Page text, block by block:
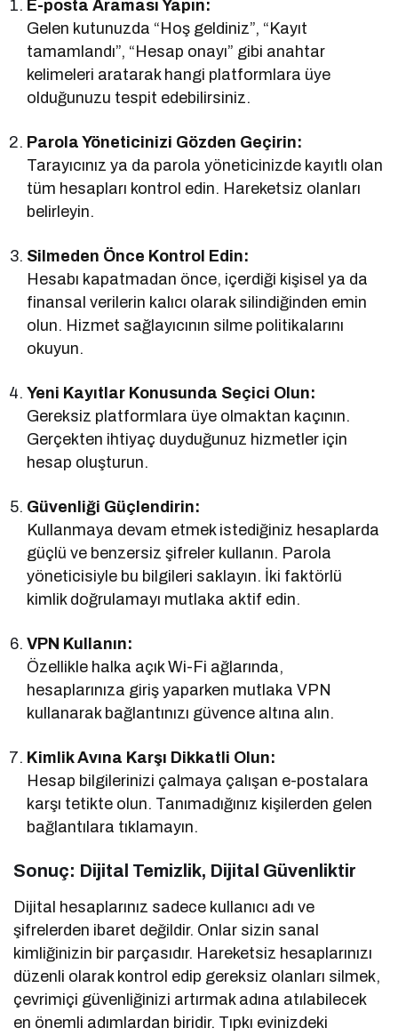
E-posta Araması Yapın:
Gelen kutunuzda “Hoş geldiniz”, “Kayıt
tamamlandı”, “Hesap onayı” gibi anahtar
kelimeleri aratarak hangi platformlara üye
olduğunuzu tespit edebilirsiniz.
Parola Yöneticinizi Gözden Geçirin:
Tarayıcınız ya da parola yöneticinizde kayıtlı olan
tüm hesapları kontrol edin. Hareketsiz olanları
belirleyin.
Silmeden Önce Kontrol Edin:
Hesabı kapatmadan önce, içerdiği kişisel ya da
finansal verilerin kalıcı olarak silindiğinden emin
olun. Hizmet sağlayıcının silme politikalarını
okuyun.
Yeni Kayıtlar Konusunda Seçici Olun:
Gereksiz platformlara üye olmaktan kaçının.
Gerçekten ihtiyaç duyduğunuz hizmetler için
hesap oluşturun.
Güvenliği Güçlendirin:
Kullanmaya devam etmek istediğiniz hesaplarda
güçlü ve benzersiz şifreler kullanın. Parola
yöneticisiyle bu bilgileri saklayın. İki faktörlü
kimlik doğrulamayı mutlaka aktif edin.
VPN Kullanın:
Özellikle halka açık Wi-Fi ağlarında,
hesaplarınıza giriş yaparken mutlaka VPN
kullanarak bağlantınızı güvence altına alın.
Kimlik Avına Karşı Dikkatli Olun:
Hesap bilgilerinizi çalmaya çalışan e-postalara
karşı tetikte olun. Tanımadığınız kişilerden gelen
bağlantılara tıklamayın.
Sonuç: Dijital Temizlik, Dijital Güvenliktir
Dijital hesaplarınız sadece kullanıcı adı ve
şifrelerden ibaret değildir. Onlar sizin sanal
kimliğinizin bir parçasıdır. Hareketsiz hesaplarınızı
düzenli olarak kontrol edip gereksiz olanları silmek,
çevrimiçi güvenliğinizi artırmak adına atılabilecek
en önemli adımlardan biridir. Tıpkı evinizdeki